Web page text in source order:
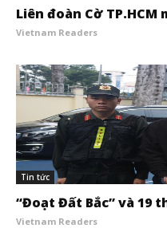
Liên đoàn Cờ
Vietnam Readers
Tin tức
“Đoạt Đất Bắc” và 19
Vietnam Readers